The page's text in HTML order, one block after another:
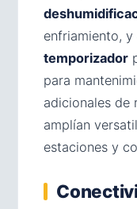
enfriamiento, y
temporizador
para
adicionales de
amplían
estaciones y